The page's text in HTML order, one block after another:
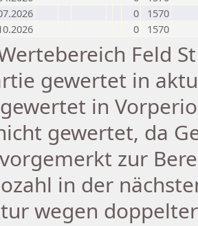
0
1570
0 1570
Feld
gewertet in
in
gewertet, da
zur
in der
wegen